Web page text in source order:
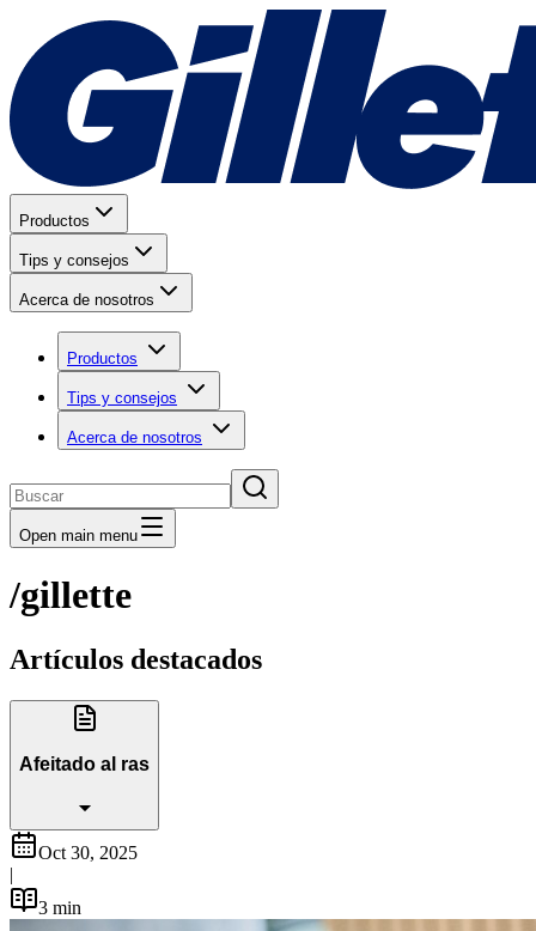
Productos
Tips y consejos
Acerca de nosotros
Productos
Tips y consejos
Acerca de nosotros
Open main menu
/gillette
Artículos destacados
Afeitado al ras
Oct 30, 2025
|
3 min